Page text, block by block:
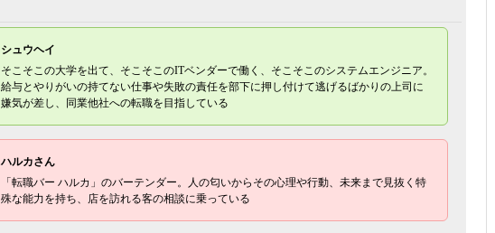
シュウヘイ
そこそこの大学を出て、そこそこのITベンダーで働く、そこそこのシステムエンジニア。
給与とやりがいの持てない仕事や失敗の責任を部下に押し付けて逃げるばかりの上司に
嫌気が差し、同業他社への転職を目指している
ハルカさん
「転職バー ハルカ」のバーテンダー。人の匂いからその心理や行動、未来まで見抜く特
殊な能力を持ち、店を訪れる客の相談に乗っている